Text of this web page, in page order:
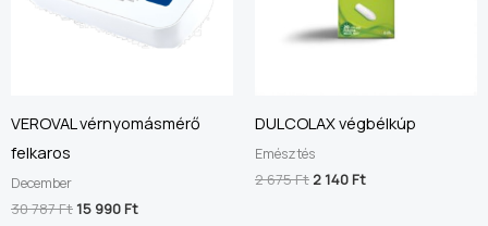
VEROVAL vérnyomásmérő
felkaros
December
30 787Ft 15 990 Ft
DULCOLAX végbélkúp
Emésztés
2 675Ft 2 140 Ft